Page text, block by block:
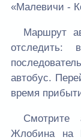
«Малевичи -
Маршрут
отследить:
автобус.
время
Смотрите
Жлобина на